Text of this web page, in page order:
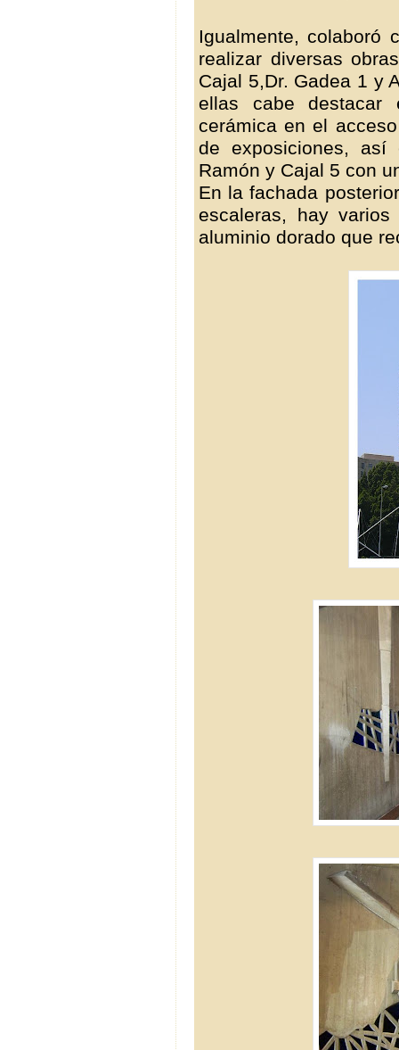
Igualmente, colaboró
realizar diversas
Cajal 5,Dr. Gadea 1 y
ellas cabe destacar
cerámica en el
de exposiciones,
Ramón y Cajal 5 con
En la fachada
escaleras, hay
aluminio dorado que